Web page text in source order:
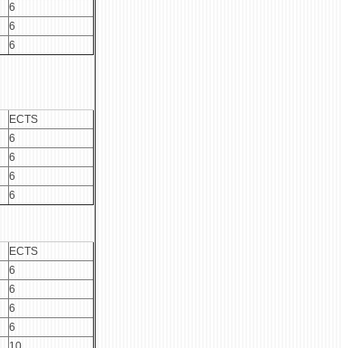
6
6
6
ECTS
6
6
6
6
ECTS
6
6
6
6